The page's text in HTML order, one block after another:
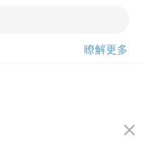
瞭解更多
close